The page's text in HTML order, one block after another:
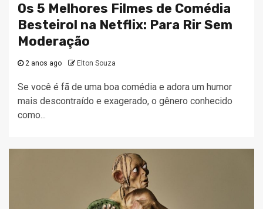
Os 5 Melhores Filmes de Comédia
Besteirol na Netflix: Para Rir Sem
Moderação
2 anos ago Elton Souza
Se você é fã de uma boa comédia e adora um humor
mais descontraído e exagerado, o gênero conhecido
como...